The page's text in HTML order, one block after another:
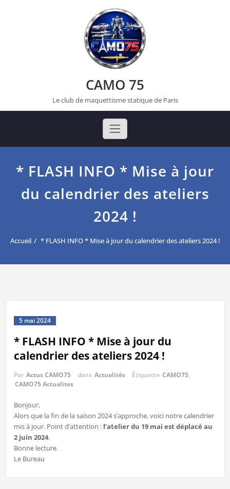
CAMO 75
Le club de maquettisme statique de Paris
* FLASH INFO * Mise à jour
du calendrier des ateliers
2024 !
Accueil * FLASH INFO * Mise à jour du calendrier des ateliers 2024 !
5 mai 2024
* FLASH INFO * Mise à jour du
calendrier des ateliers 2024 !
Par Actus CAMO75 dans Actualités Étiquette CAMO75,
CAMO75 Actualites
Bonjour,
Alors que la fin de la saison 2024 s’approche, voici notre calendrier
mis à jour. Point d’attention : l’atelier du 19 mai est déplacé au
2 juin 2024.
Bonne lecture.
Le Bureau